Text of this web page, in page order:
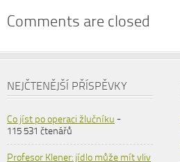
Comments are closed
NEJČTENĚJŠÍ PŘÍSPĚVKY
Co jíst po operaci žlučníku -
115 531 čtenářů
Profesor Klener: jídlo může mít vliv